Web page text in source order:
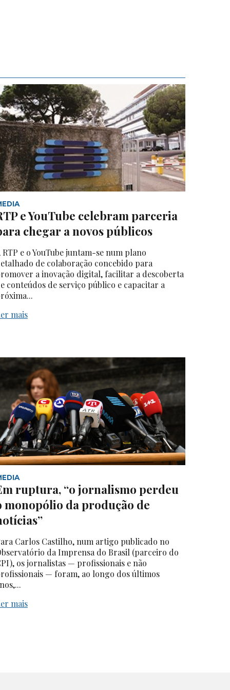
e YouTube celebram parceria
chegar a novos públicos
RTP e o YouTube juntam-se num plano
de colaboração concebido para
a inovação digital, facilitar a descoberta
conteúdos de serviço público e capacitar a
mais
ruptura, “o jornalismo perdeu
monopólio da produção de
Carlos Castilho, num artigo publicado no
da Imprensa do Brasil (parceiro do
os jornalistas — profissionais e não
— foram, ao longo dos últimos
mais